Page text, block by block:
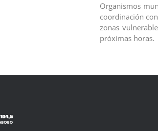
Organismos
coordinación
zonas
próximas horas.